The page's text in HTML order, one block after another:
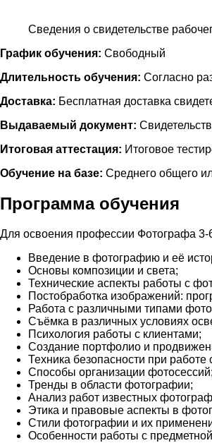
Сведения о свидетельстве
График обучения: Свободный
Длительность обучения: Согласно
Доставка: Бесплатная доставка
Выдаваемый документ:
Итоговая аттестация: Итоговое
Обучение на базе: Среднего общего
Программа обучения
Для освоения профессии Фотографа 3-
Введение в фотографию и её
Основы композиции и света;
Технические аспекты работы с
Постобработка изображений:
Работа с различными типами
Съёмка в различных условиях
Психология работы с клиентами;
Создание портфолио и
Техника безопасности при работе
Способы организации фотосессий;
Тренды в области фотографии;
Анализ работ известных
Этика и правовые аспекты в
Стили фотографии и их
Особенности работы с